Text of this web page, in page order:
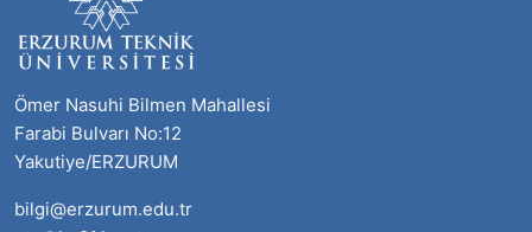
Ömer Nasuhi Bilmen Mahallesi
Farabi Bulvarı No:12
Yakutiye/ERZURUM
bilgi@erzurum.edu.tr